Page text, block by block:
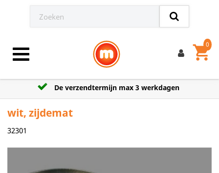
Toggle navigation shopping_cart
0
De verzendtermijn max 3 werkdagen
wit, zijdemat
32301